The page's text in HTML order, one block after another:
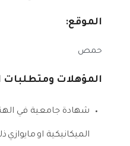
الموقع:
حمص
المؤهلات ومتطلبات
شهادة جامعية في
الميكانيكية او مايوازي